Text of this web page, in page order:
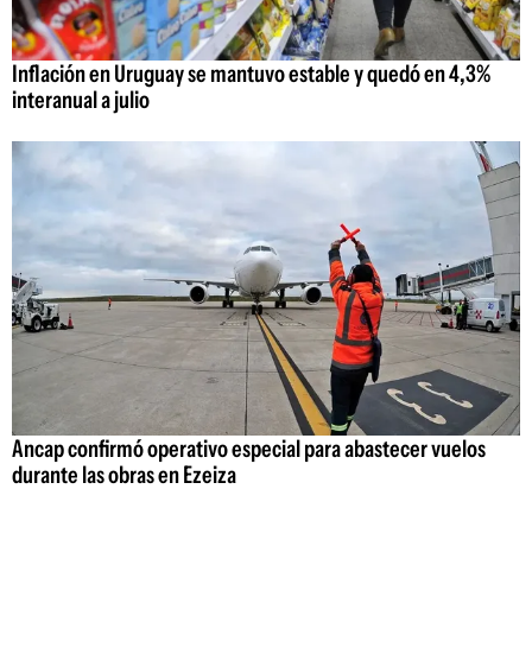
Inflación en Uruguay se mantuvo estable y quedó en 4,3%
interanual a julio
Ancap confirmó operativo especial para abastecer vuelos
durante las obras en Ezeiza